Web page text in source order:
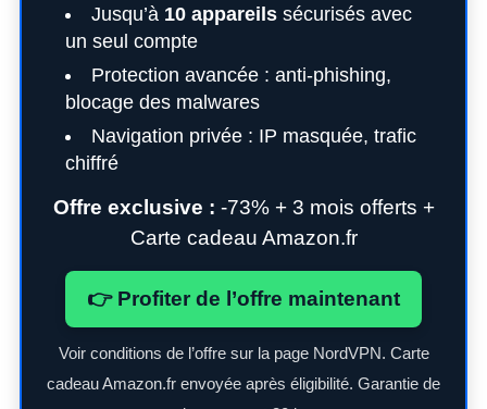
Jusqu’à 10 appareilssécurisés avec
un seul compte
Protection avancée : anti-phishing,
blocage des malwares
Navigation privée : IP masquée, trafic
chiffré
Offre exclusive : -73% + 3 mois offerts +
Carte cadeau Amazon.fr
👉 Profiter de l’offre maintenant
Voir conditions de l’offre sur la page NordVPN. Carte
cadeau Amazon.fr envoyée après éligibilité. Garantie de